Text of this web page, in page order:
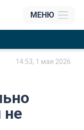
МЕНЮ
14:53, 1 мая 2026
не